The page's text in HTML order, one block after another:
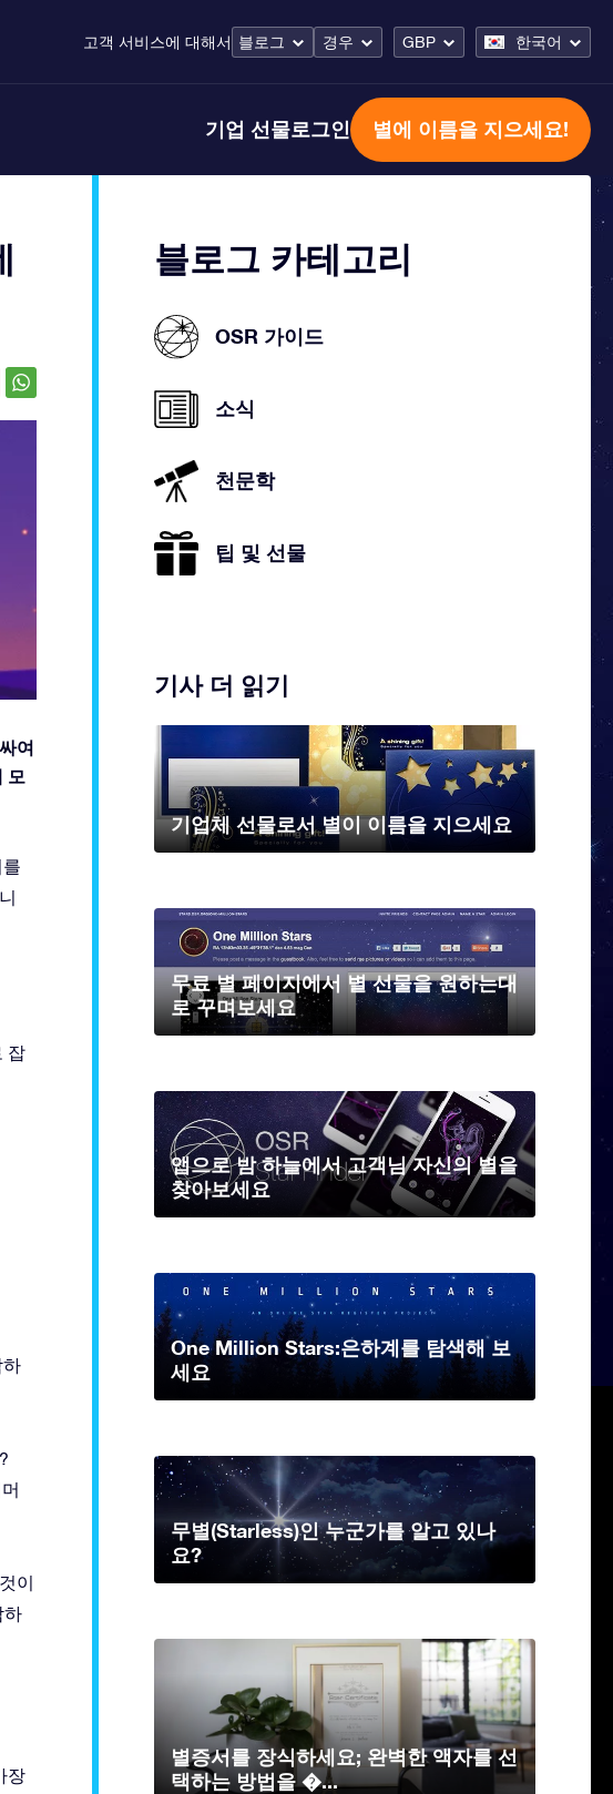
고객 서비스에 대해서 블로그 경우 GBP 한국어
기업 선물로그인 별에 이름을 지으세요!
여
모
잡
하
이
하
장
블로그 카테고리
OSR 가이드
소식
천문학
팁 및 선물
기사 더 읽기
기업체 선물로서 별이 이름을 지으세요
무료 별 페이지에서 별 선물을 원하는대
로 꾸며보세요
앱으로 밤 하늘에서 고객님 자신의 별을
찾아보세요
One Million Stars:은하계를 탐색해 보
세요
무별(Starless)인 누군가를 알고 있나
요?
별증서를 장식하세요; 완벽한 액자를 선
택하는 방법을 �...